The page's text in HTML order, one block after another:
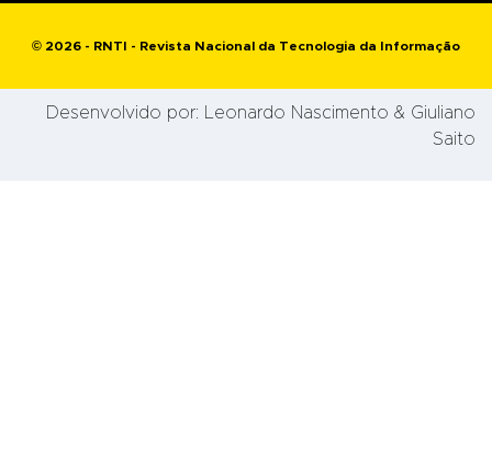
© 2026 - RNTI - Revista Nacional da Tecnologia da Informação
Desenvolvido por: Leonardo Nascimento & Giuliano
Saito